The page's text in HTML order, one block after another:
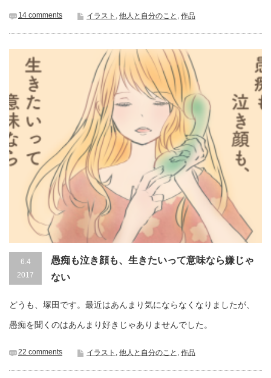
14 comments イラスト , 他人と自分のこと , 作品
6.4
2017
愚痴も泣き顔も、生きたいって意味なら嫌じゃ
ない
どうも、塚田です。最近はあんまり気にならなくなりましたが、
愚痴を聞くのはあんまり好きじゃありませんでした。
22 comments イラスト , 他人と自分のこと , 作品